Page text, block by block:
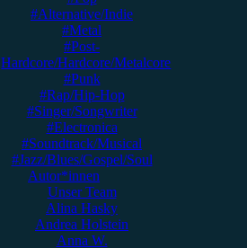
#Alternative/Indie
#Metal
#Post-
Hardcore/Hardcore/Metalcore
#Punk
#Rap/Hip-Hop
#Singer/Songwriter
#Electronica
#Soundtrack/Musical
#Jazz/Blues/Gospel/Soul
Autor*innen
Unser Team
Alina Hasky
Andrea Holstein
Anna W.